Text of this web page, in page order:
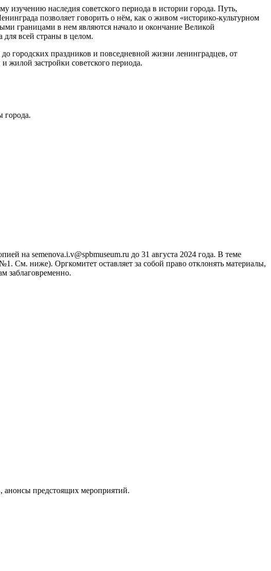
наследия советского периода в истории города. Путь,
позволяет говорить о нём, как о живом «историко-культурном
границами в нем являются начало и окончание Великой
для всей страны в целом.
городских праздников и повседневной жизни ленинградцев, от
жилой застройки советского периода.
города.
на semenova.i.v@spbmuseum.ru до 31 августа 2024 года. В теме
См. ниже). Оргкомитет оставляет за собой право отклонять материалы,
заблаговременно.
анонсы предстоящих мероприятий.